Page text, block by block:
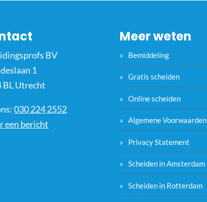
BV
1
BL Utrecht
030 224 2552
een bericht
Meer weten
Bemiddeling
Gratis scheiden
Online scheiden
Algemene Voorwaarden
Privacy Statement
Scheiden in Amsterdam
Scheiden in Rotterdam